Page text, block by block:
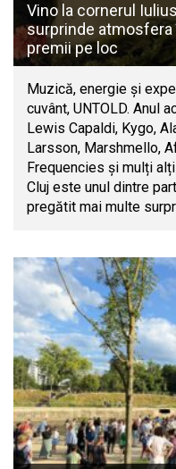
Vino la cornerul
surprinde atmosfera
premii pe loc
Muzică, energie și
cuvânt, UNTOLD. Anul
Lewis Capaldi, Kygo,
Larsson, Marshmello,
Frequencies și mulți
Cluj este unul dintre
pregătit mai multe